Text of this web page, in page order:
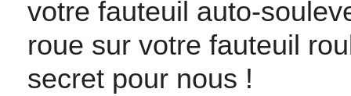
votre fauteuil auto-
roue sur votre fauteuil
secret pour nous !